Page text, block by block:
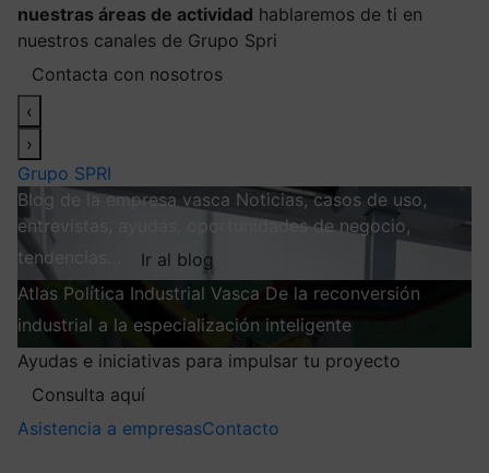
nuestras áreas de actividad hablaremos de ti en
nuestros canales de Grupo Spri
Contacta con nosotros
‹
›
Grupo SPRI
Blog de la empresa vasca Noticias, casos de uso,
entrevistas, ayudas, oportunidades de negocio,
tendencias…
Ir al blog
Atlas Política Industrial Vasca De la reconversión
industrial a la especialización inteligente
Ayudas e iniciativas para impulsar tu proyecto
Consulta aquí
Asistencia a empresasContacto